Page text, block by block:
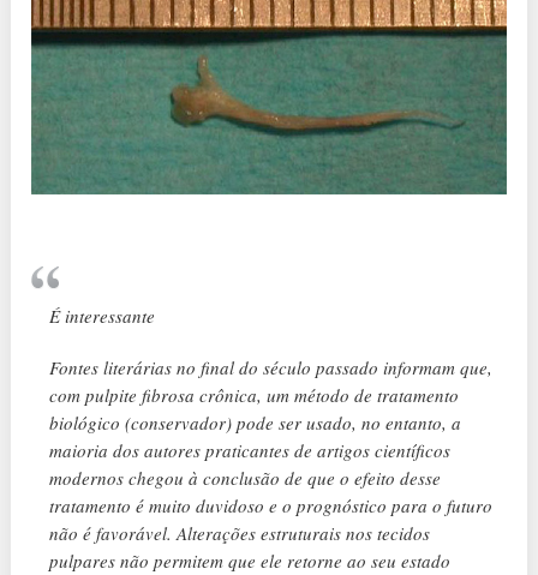
É interessante
Fontes literárias no final do século passado informam que,
com pulpite fibrosa crônica, um método de tratamento
biológico (conservador) pode ser usado, no entanto, a
maioria dos autores praticantes de artigos científicos
modernos chegou à conclusão de que o efeito desse
tratamento é muito duvidoso e o prognóstico para o futuro
não é favorável. Alterações estruturais nos tecidos
pulpares não permitem que ele retorne ao seu estado